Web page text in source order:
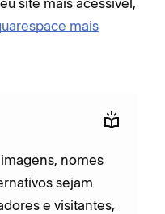
site mais acessível,
mais
nomes
sejam
e visitantes,